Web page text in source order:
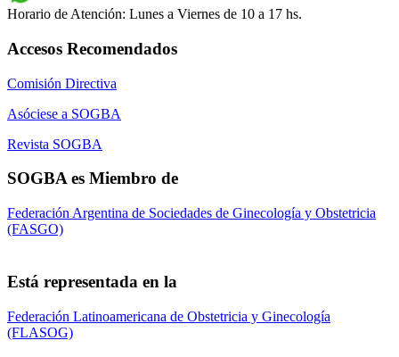
Horario de Atención: Lunes a Viernes de 10 a 17 hs.
Accesos Recomendados
Comisión Directiva
Asóciese a SOGBA
Revista SOGBA
SOGBA es Miembro de
Federación Argentina de Sociedades de Ginecología y Obstetricia
(FASGO)
Está representada en la
Federación Latinoamericana de Obstetricia y Ginecología
(FLASOG)